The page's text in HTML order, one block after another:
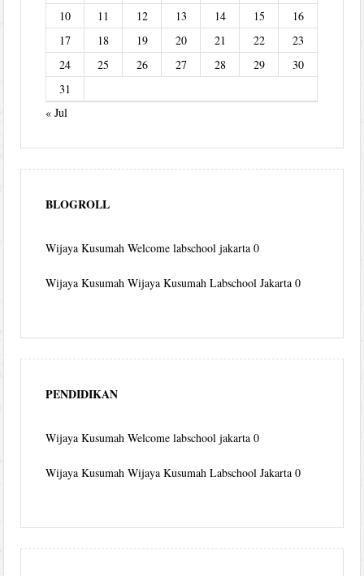
10
11 12 13 14 15
16
17
18 19 20 21 22
23
24
25 26 27 28 29
30
31
« Jul
BLOGROLL
Wijaya Kusumah Welcome labschool jakarta 0
Wijaya Kusumah Wijaya Kusumah Labschool Jakarta 0
PENDIDIKAN
Wijaya Kusumah Welcome labschool jakarta 0
Wijaya Kusumah Wijaya Kusumah Labschool Jakarta 0